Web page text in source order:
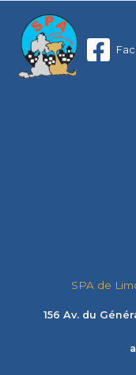
contenu
SPA de
156 Av. du